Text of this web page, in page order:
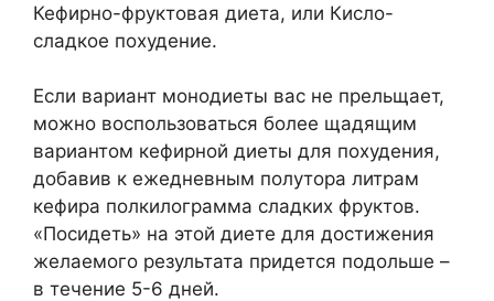
Кефирно-фруктовая диета, или Кисло-
сладкое похудение.
Если вариант монодиеты вас не прельщает,
можно воспользоваться более щадящим
вариантом кефирной диеты для похудения,
добавив к ежедневным полутора литрам
кефира полкилограмма сладких фруктов.
«Посидеть» на этой диете для достижения
желаемого результата придется подольше –
в течение 5-6 дней.